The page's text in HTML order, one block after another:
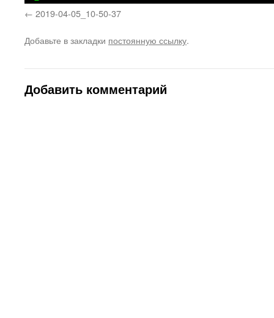
2019-04-05_10-50-37
Добавьте в закладки постоянную ссылку.
Добавить комментарий